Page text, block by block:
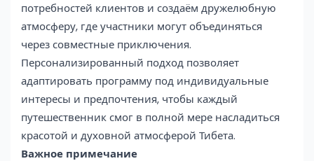
потребностей клиентов и создаём дружелюбную
атмосферу, где участники могут объединяться
через совместные приключения.
Персонализированный подход позволяет
адаптировать программу под индивидуальные
интересы и предпочтения, чтобы каждый
путешественник смог в полной мере насладиться
красотой и духовной атмосферой Тибета.
Важное примечание